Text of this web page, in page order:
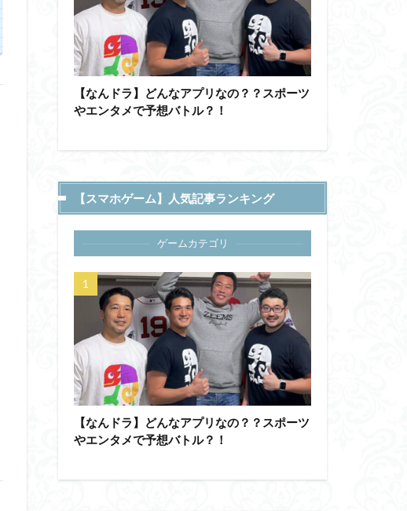
【なんドラ】どんなアプリなの？？スポーツ
やエンタメで予想バトル？！
【スマホゲーム】人気記事ランキング
ゲームカテゴリ
【なんドラ】どんなアプリなの？？スポーツ
やエンタメで予想バトル？！